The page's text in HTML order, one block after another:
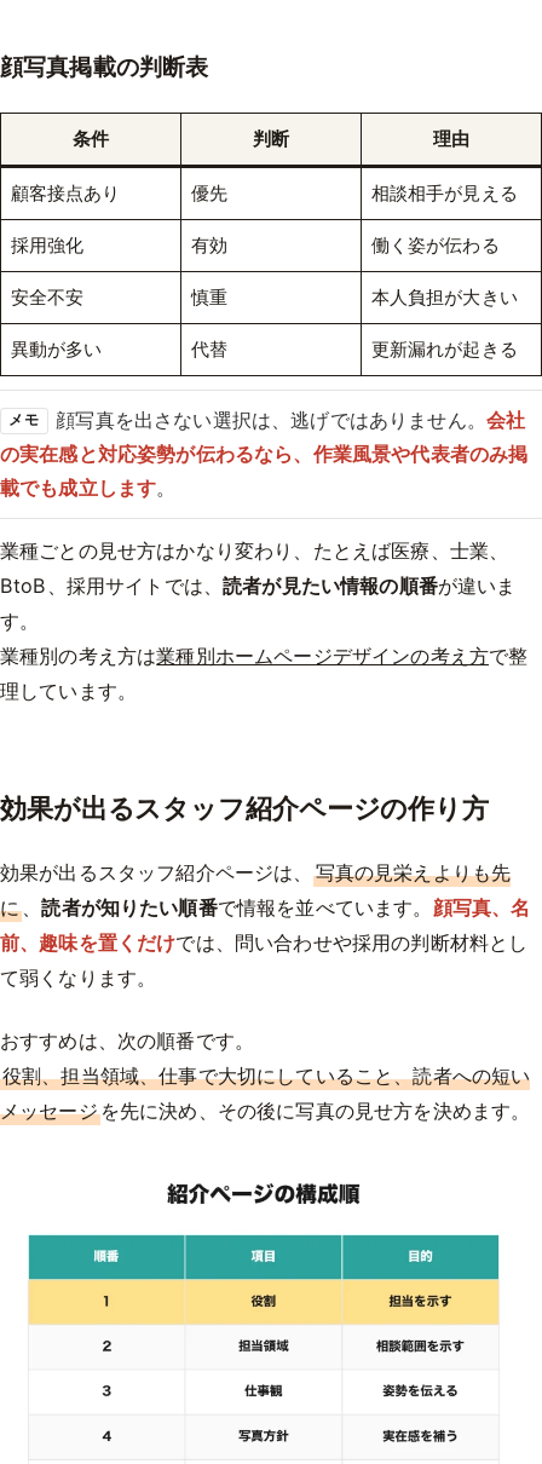
顔写真掲載の判断表
条件 判断 理由
顧客接点あり 優先 相談相手が見える
採用強化 有効 働く姿が伝わる
安全不安 慎重 本人負担が大きい
異動が多い 代替 更新漏れが起きる
メモ 顔写真を出さない選択は、逃げではありません。 会社
の実在感と対応姿勢が伝わるなら、作業風景や代表者のみ掲
載でも成立します。
業種ごとの見せ方はかなり変わり、たとえば医療、士業、
BtoB、採用サイトでは、読者が見たい情報の順番が違いま
す。
業種別の考え方は業種別ホームページデザインの考え方で整
理しています。
効果が出るスタッフ紹介ページの作り方
効果が出るスタッフ紹介ページは、 写真の見栄えよりも先
に、読者が知りたい順番で情報を並べています。 顔写真、名
前、趣味を置くだけでは、問い合わせや採用の判断材料とし
て弱くなります。
おすすめは、次の順番です。
役割、担当領域、仕事で大切にしていること、読者への短い
メッセージを先に決め、その後に写真の見せ方を決めます。